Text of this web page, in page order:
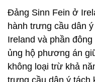
Đảng Sinn Fein ở
hành trưng cầu dân
Ireland và phần
ủng hộ phương án
không loại trừ khả
trưng cầu dân ý tách